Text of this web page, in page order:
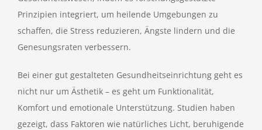
Prinzipien integriert, um heilende Umgebungen zu
schaffen, die Stress reduzieren, Ängste lindern und die
Genesungsraten verbessern.
Bei einer gut gestalteten Gesundheitseinrichtung geht es
nicht nur um Ästhetik – es geht um Funktionalität,
Komfort und emotionale Unterstützung. Studien haben
gezeigt, dass Faktoren wie natürliches Licht, beruhigende